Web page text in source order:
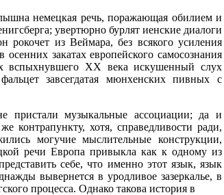
немецкая речь, поражающая обилием и
увертюрно бурлят иенские диалоги
из Веймара, без всякого усиления
закатах европейского самосознания
вспыхнувшего ХХ века искушенный слух
завсегдатая мюнхенских пивных с
пристали музыкальные ассоциации; да и
контрапункту, хотя, справедливости ради,
могучие мыслительные конструкции,
речи Европа привыкла как к одному из
себе, что именно этот язык, язык
вывернется в уродливое зазеркалье, в
процесса. Однако такова история в